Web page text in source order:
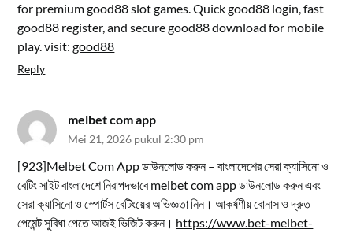
for premium good88 slot games. Quick good88 login, fast
good88 register, and secure good88 download for mobile
play. visit:good88
Reply
melbet com app
Mei 21, 2026 pukul 2:30 pm
[923]Melbet Com App ডাউনলোড করুন – বাংলাদেশের সেরা ক্যাসিনো ও
বেটিং সাইট বাংলাদেশে নিরাপদভাবে melbet com app ডাউনলোড করুন এবং
সেরা ক্যাসিনো ও স্পোর্টস বেটিংয়ের অভিজ্ঞতা নিন। আকর্ষণীয় বোনাস ও দ্রুত
পেমেন্ট সুবিধা পেতে আজই ভিজিট করুন। https://www.bet-melbet-